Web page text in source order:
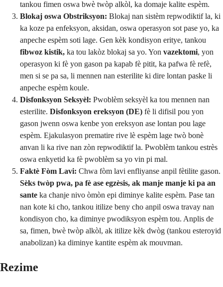
tankou fimen oswa bwè twòp alkòl, ka domaje kalite espèm.
Blokaj oswa Obstriksyon: Blokaj nan sistèm repwodiktif la, ki
ka koze pa enfeksyon, aksidan, oswa operasyon sot pase yo, ka
anpeche espèm soti lage. Gen kèk kondisyon eritye, tankou
fibwoz kistik, ka tou lakòz blokaj sa yo. Yon vazektomi, yon
operasyon ki fè yon gason pa kapab fè pitit, ka pafwa fè refè,
men si se pa sa, li mennen nan esterilite ki dire lontan paske li
anpeche espèm koule.
Disfonksyon Seksyèl: Pwoblèm seksyèl ka tou mennen nan
esterilite. Disfonksyon ereksyon (DE) fè li difisil pou yon
gason jwenn oswa kenbe yon ereksyon ase lontan pou lage
espèm. Ejakulasyon prematire rive lè espèm lage twò bonè
anvan li ka rive nan zòn repwodiktif la. Pwoblèm tankou estrès
oswa enkyetid ka fè pwoblèm sa yo vin pi mal.
Faktè Fòm Lavi: Chwa fòm lavi enfliyanse anpil fètilite gason.
Sèks twòp pwa, pa fè ase egzèsis, ak manje manje ki pa an
sante ka chanje nivo òmòn epi diminye kalite espèm. Pase tan
nan kote ki cho, tankou itilize beny cho anpil oswa travay nan
kondisyon cho, ka diminye pwodiksyon espèm tou. Anplis de
sa, fimen, bwè twòp alkòl, ak itilize kèk dwòg (tankou esteroyid
anabolizan) ka diminye kantite espèm ak mouvman.
Rezime